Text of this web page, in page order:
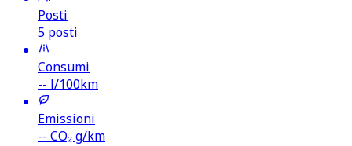
Posti
5 posti
Consumi
-- l/100km
Emissioni
-- CO₂ g/km